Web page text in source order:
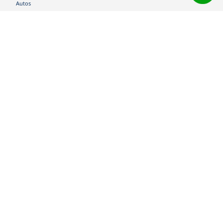
Autos